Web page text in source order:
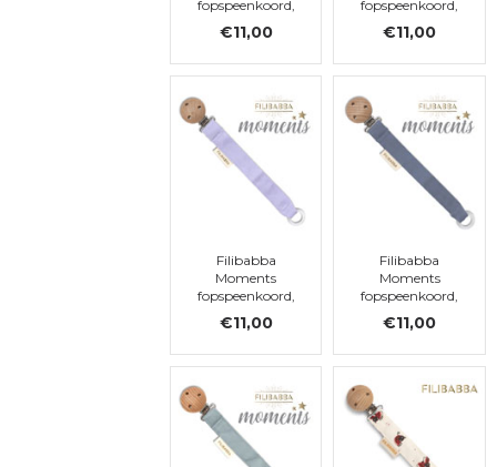
fopspeenkoord,
€11,00
fopspeenkoord,
€11,00
Filibabba
Moments
fopspeenkoord,
Fresh Violet
€11,00
Filibabba
Moments
fopspeenkoord,
Muddly Blue
€11,00